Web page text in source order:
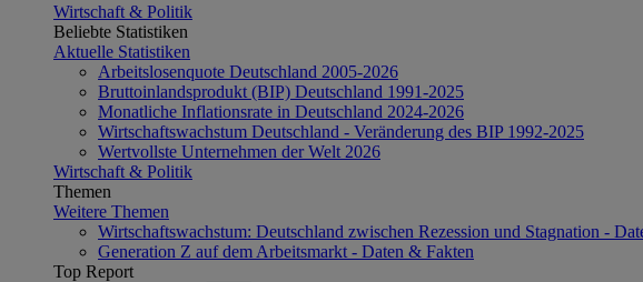
Wirtschaft & Politik
Beliebte Statistiken
Aktuelle Statistiken
Arbeitslosenquote Deutschland 2005-2026
Bruttoinlandsprodukt (BIP) Deutschland 1991-2025
Monatliche Inflationsrate in Deutschland 2024-2026
Wirtschaftswachstum Deutschland - Veränderung des BIP 1992-2025
Wertvollste Unternehmen der Welt 2026
Wirtschaft & Politik
Themen
Weitere Themen
Wirtschaftswachstum: Deutschland zwischen Rezession und Stagnation -
Generation Z auf dem Arbeitsmarkt - Daten & Fakten
Top Report